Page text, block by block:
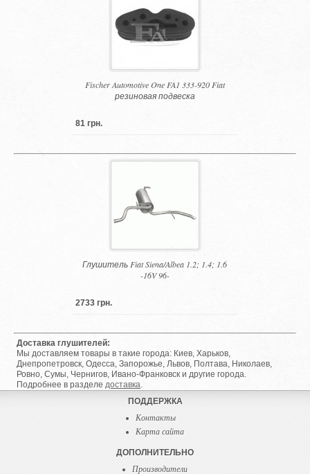
Fischer Automotive One FA1 333-920 Fiat
резиновая подвеска
81 грн.
Глушитель Fiat Siena/Albea 1.2; 1.4; 1.6
-16V 96-
2733 грн.
Доставка глушителей:
Мы доставляем товары в такие города: Киев, Харьков,
Днепропетровск, Одесса, Запорожье, Львов, Полтава, Николаев,
Ровно, Сумы, Чернигов, Ивано-Франковск и другие города.
Подробнее в разделедоставка.
ПОДДЕРЖКА
Контакты
Карта сайта
ДОПОЛНИТЕЛЬНО
Производители